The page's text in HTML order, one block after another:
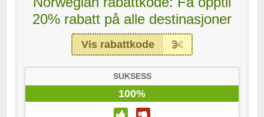
20% rabatt på alle destinasjoner
Vis rabattkode
SUKSESS
100%